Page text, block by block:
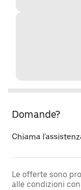
Domande?
Chiama
Le offerte sono
alle condizioni